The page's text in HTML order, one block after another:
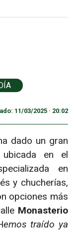
11/03/2025 · 20:02
dado un gran
en el
en
y chucherías,
opciones más
Monasterio
emos traído ya